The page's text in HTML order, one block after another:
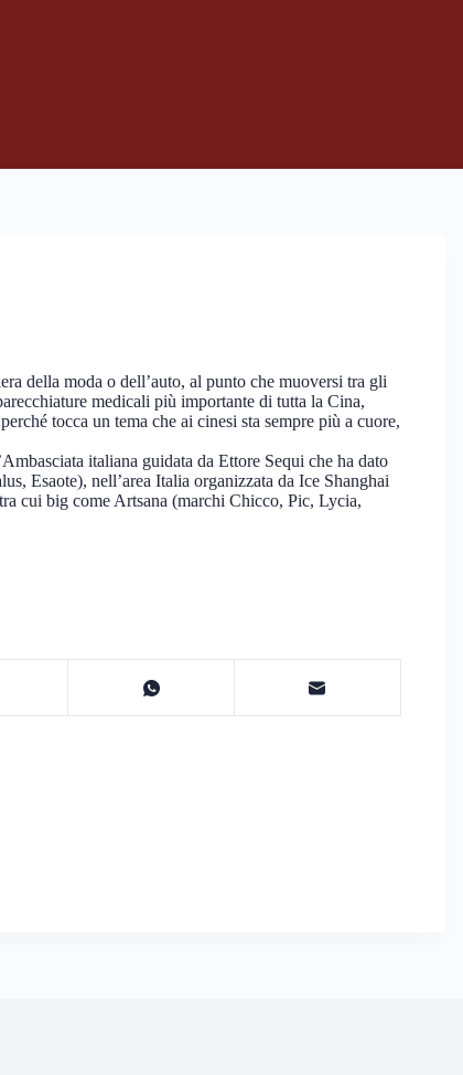
della moda o dell’auto, al punto che muoversi tra gli
medicali più importante di tutta la Cina,
tocca un tema che ai cinesi sta sempre più a cuore,
italiana guidata da Ettore Sequi che ha dato
Esaote), nell’area Italia organizzata da Ice Shanghai
cui big come Artsana (marchi Chicco, Pic, Lycia,